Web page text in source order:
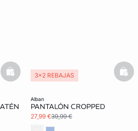
basketfull
alban
PANTALÓN CROPPED
27,99 €39,99 €
3x2 REBAJAS